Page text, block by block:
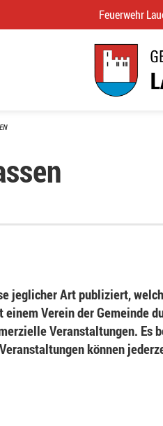
Feuerwehr
jeglicher Art publiziert,
Verein der Gemeinde
Veranstaltungen. Es
können